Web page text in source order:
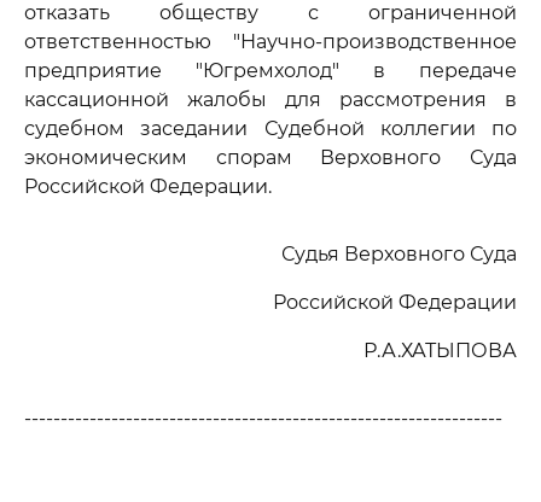
отказать обществу с ограниченной
ответственностью "Научно-производственное
предприятие "Югремхолод" в передаче
кассационной жалобы для рассмотрения в
судебном заседании Судебной коллегии по
экономическим спорам Верховного Суда
Российской Федерации.
Судья Верховного Суда
Российской Федерации
Р.А.ХАТЫПОВА
------------------------------------------------------------------